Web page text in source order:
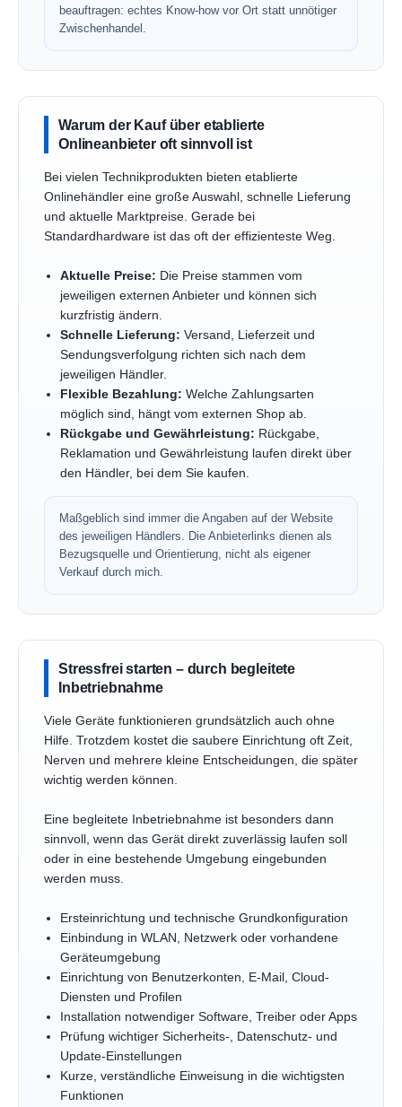
beauftragen: echtes Know-how vor Ort statt unnötiger
Zwischenhandel.
Warum der Kauf über etablierte
Onlineanbieter oft sinnvoll ist
Bei vielen Technikprodukten bieten etablierte
Onlinehändler eine große Auswahl, schnelle Lieferung
und aktuelle Marktpreise. Gerade bei
Standardhardware ist das oft der effizienteste Weg.
Aktuelle Preise: Die Preise stammen vom
jeweiligen externen Anbieter und können sich
kurzfristig ändern.
Schnelle Lieferung: Versand, Lieferzeit und
Sendungsverfolgung richten sich nach dem
jeweiligen Händler.
Flexible Bezahlung: Welche Zahlungsarten
möglich sind, hängt vom externen Shop ab.
Rückgabe und Gewährleistung: Rückgabe,
Reklamation und Gewährleistung laufen direkt über
den Händler, bei dem Sie kaufen.
Maßgeblich sind immer die Angaben auf der Website
des jeweiligen Händlers. Die Anbieterlinks dienen als
Bezugsquelle und Orientierung, nicht als eigener
Verkauf durch mich.
Stressfrei starten – durch begleitete
Inbetriebnahme
Viele Geräte funktionieren grundsätzlich auch ohne
Hilfe. Trotzdem kostet die saubere Einrichtung oft Zeit,
Nerven und mehrere kleine Entscheidungen, die später
wichtig werden können.
Eine begleitete Inbetriebnahme ist besonders dann
sinnvoll, wenn das Gerät direkt zuverlässig laufen soll
oder in eine bestehende Umgebung eingebunden
werden muss.
Ersteinrichtung und technische Grundkonfiguration
Einbindung in WLAN, Netzwerk oder vorhandene
Geräteumgebung
Einrichtung von Benutzerkonten, E-Mail, Cloud-
Diensten und Profilen
Installation notwendiger Software, Treiber oder Apps
Prüfung wichtiger Sicherheits-, Datenschutz- und
Update-Einstellungen
Kurze, verständliche Einweisung in die wichtigsten
Funktionen